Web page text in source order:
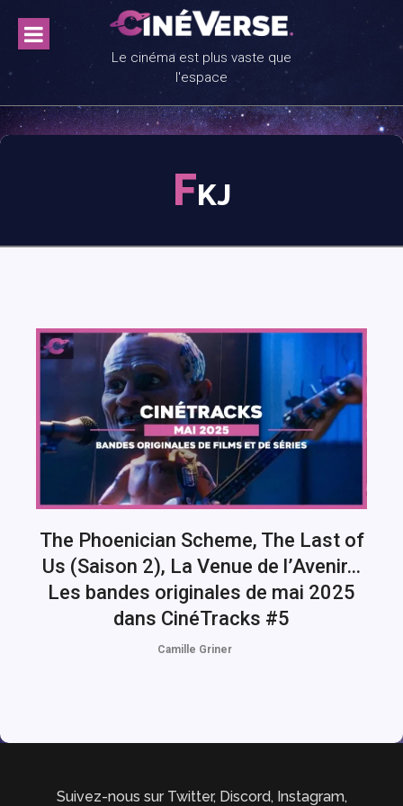
content
Le cinéma est plus vaste que
l'espace
FKJ
The Phoenician Scheme, The Last of
Us (Saison 2), La Venue de l’Avenir…
Les bandes originales de mai 2025
dans CinéTracks #5
Camille Griner
Suivez-nous sur Twitter, Discord, Instagram,